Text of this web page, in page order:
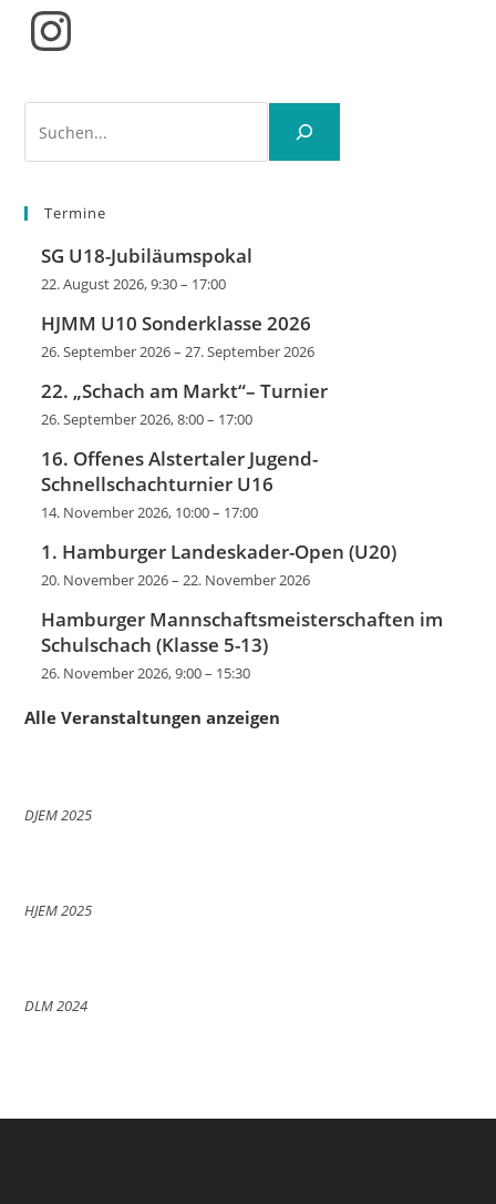
Instagram
Termine
SG U18-Jubiläumspokal
22. August 2026, 9:30– 17:00
HJMM U10 Sonderklasse 2026
26. September 2026–27. September 2026
22. „Schach am Markt“– Turnier
26. September 2026, 8:00– 17:00
16. Offenes Alstertaler Jugend-
Schnellschachturnier U16
14. November 2026, 10:00– 17:00
1. Hamburger Landeskader-Open (U20)
20. November 2026–22. November 2026
Hamburger Mannschaftsmeisterschaften im
Schulschach (Klasse 5-13)
26. November 2026, 9:00– 15:30
Alle Veranstaltungen anzeigen
DJEM 2025
HJEM 2025
DLM 2024